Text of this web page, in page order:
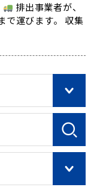
排出事業者が、
で運びます。 収集